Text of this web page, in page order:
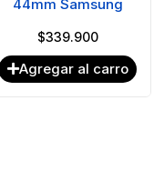
44mm Samsung
$339.900
Agregar al carro